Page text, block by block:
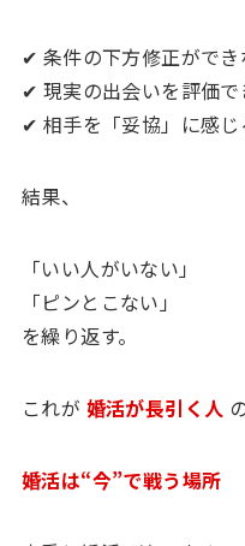
✔ 条件の下方修正ができ
✔ 現実の出会いを評価で
✔ 相手を「妥協」に感じ
結果、
「いい人がいない」
「ピンとこない」
を繰り返す。
これが 婚活が長引く人
婚活は“今”で戦う場所